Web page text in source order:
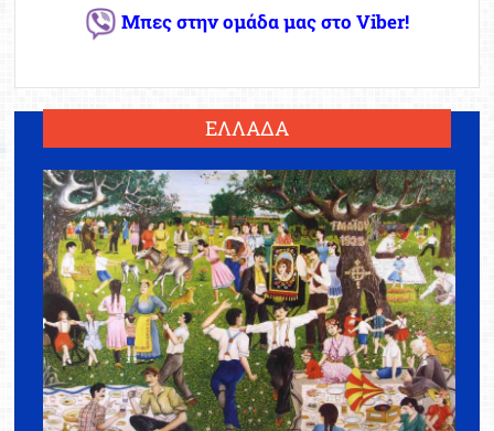
Μπες στην ομάδα μας στο Viber!
ΕΛΛΑΔΑ